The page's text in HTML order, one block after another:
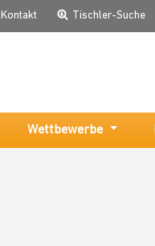
Kontakt Tischler-Suche
Wettbewerbe